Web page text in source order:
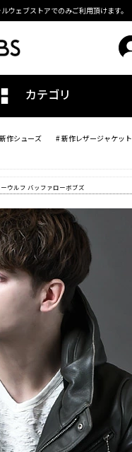
ウェブストアでのみご利用頂けます。
カテゴリ
作シューズ # 新作レザージャケット
ウルフ バッファローボブズ